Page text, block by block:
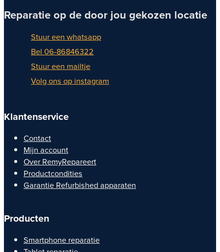
Reparatie op de door jou gekozen locatie
Stuur een whatsapp
Bel 06-86846322
Stuur een mailtje
Volg ons op instagram
Klantenservice
Contact
Mijn account
Over RemyRepareert
Productcondities
Garantie Refurbished apparaten
Producten
Smartphone reparatie